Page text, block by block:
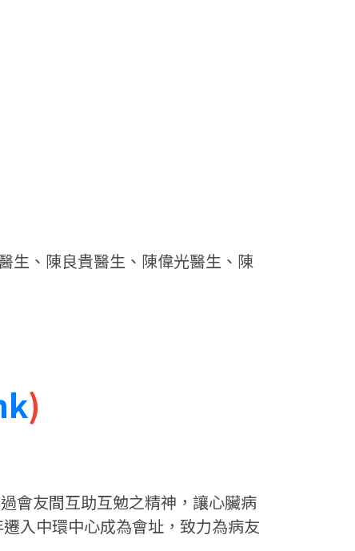
生、陳良貴醫生、陳偉光醫生、陳
)
會友間互助互勉之精神，讓心臟病
入中環中心成為會址，致力為病友